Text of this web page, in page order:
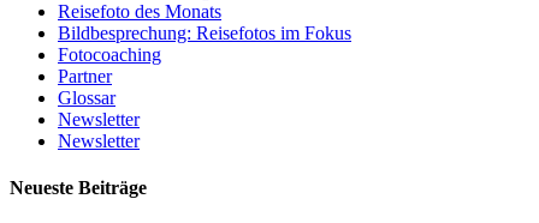
Reisefoto des Monats
Bildbesprechung: Reisefotos im Fokus
Fotocoaching
Partner
Glossar
Newsletter
Newsletter
Neueste Beiträge